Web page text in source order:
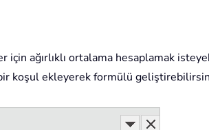
ağırlıklı ortalama hesaplamak
koşul ekleyerek formülü